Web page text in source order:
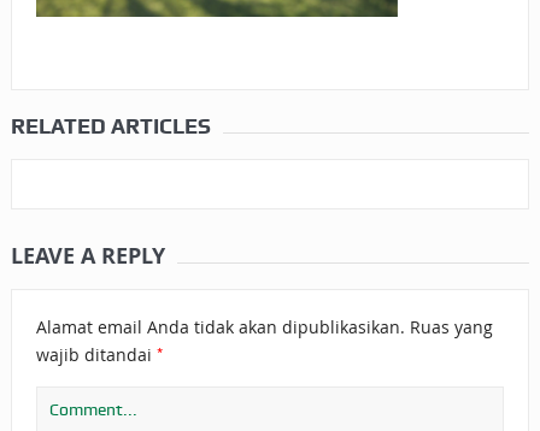
RELATED ARTICLES
LEAVE A REPLY
Alamat email Anda tidak akan dipublikasikan. Ruas yang
wajib ditandai *